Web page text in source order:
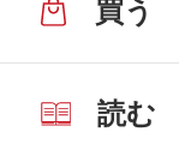
買う
読む